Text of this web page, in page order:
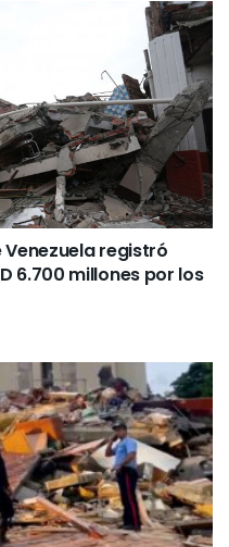
Venezuela registró
6.700 millones por los